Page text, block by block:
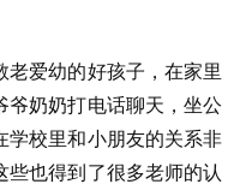
爱幼的好孩子，在家里
爷奶奶打电话聊天，坐公
学校里和小朋友的关系非
也得到了很多老师的认